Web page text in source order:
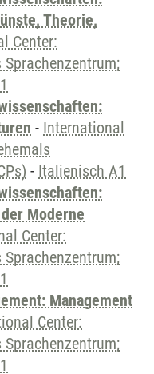
Theorie,
Center:
- International
- Italienisch A1
Moderne
Center:
Management
Center: